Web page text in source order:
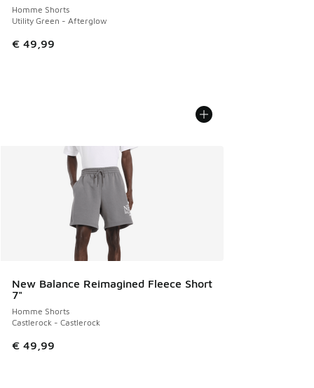
Homme Shorts
Utility Green - Afterglow
€ 49,99
New Balance Reimagined Fleece Short
7"
Homme Shorts
Castlerock - Castlerock
€ 49,99